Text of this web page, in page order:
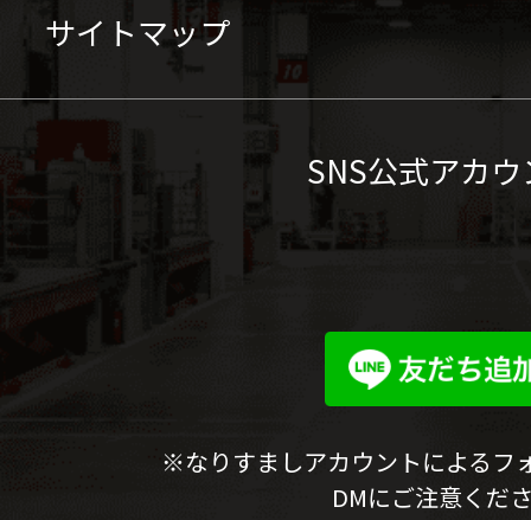
サイトマップ
SNS公式アカ
※なりすましアカウントによるフ
DMにご注意くだ